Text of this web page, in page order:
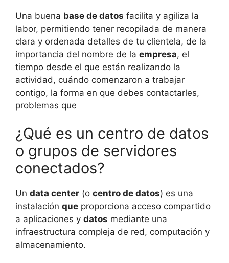
Una buena base de datos facilita y agiliza la
labor, permitiendo tener recopilada de manera
clara y ordenada detalles de tu clientela, de la
importancia del nombre de la empresa, el
tiempo desde el que están realizando la
actividad, cuándo comenzaron a trabajar
contigo, la forma en que debes contactarles,
problemas que
¿Qué es un centro de datos
o grupos de servidores
conectados?
Un data center (o centro de datos) es una
instalación que proporciona acceso compartido
a aplicaciones y datos mediante una
infraestructura compleja de red, computación y
almacenamiento.